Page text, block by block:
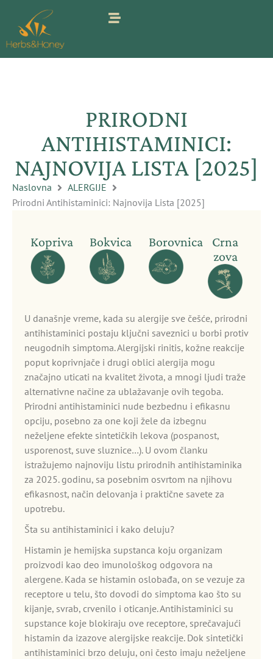
sadržaj
PRIRODNI
ANTIHISTAMINICI:
NAJNOVIJA LISTA [2025]
Naslovna
ALERGIJE
Prirodni Antihistaminici: Najnovija Lista [2025]
Kopriva Bokvica Borovnica
Crna
zova
U današnje vreme, kada su alergije sve češće, prirodni
antihistaminici postaju ključni saveznici u borbi protiv
neugodnih simptoma. Alergijski rinitis, kožne reakcije
poput koprivnjače i drugi oblici alergija mogu
značajno uticati na kvalitet života, a mnogi ljudi traže
alternativne načine za ublažavanje ovih tegoba.
Prirodni antihistaminici nude bezbednu i efikasnu
opciju, posebno za one koji žele da izbegnu
neželjene efekte sintetičkih lekova (pospanost,
usporenost, suve sluznice…). U ovom članku
istražujemo najnoviju listu prirodnih antihistaminika
za 2025. godinu, sa posebnim osvrtom na njihovu
efikasnost, način delovanja i praktične savete za
upotrebu.
Šta su antihistaminici i kako deluju?
Histamin je hemijska supstanca koju organizam
proizvodi kao deo imunološkog odgovora na
alergene. Kada se histamin oslobađa, on se vezuje za
receptore u telu, što dovodi do simptoma kao što su
kijanje, svrab, crvenilo i oticanje. Antihistaminici su
supstance koje blokiraju ove receptore, sprečavajući
histamin da izazove alergijske reakcije. Dok sintetički
antihistaminici brzo deluju, oni često imaju neželjene